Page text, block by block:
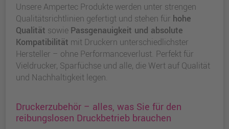
Unsere Ampertec Produkte werden unter strengen
Qualitätsrichtlinien gefertigt und stehen für hohe
Qualität sowie Passgenauigkeit und absolute
Kompatibilität mit Druckern unterschiedlichster
Hersteller – ohne Performanceverlust. Perfekt für
Vieldrucker, Sparfüchse und alle, die Wert auf Qualität
und Nachhaltigkeit legen.
Druckerzubehör – alles, was Sie für den
reibungslosen Druckbetrieb brauchen